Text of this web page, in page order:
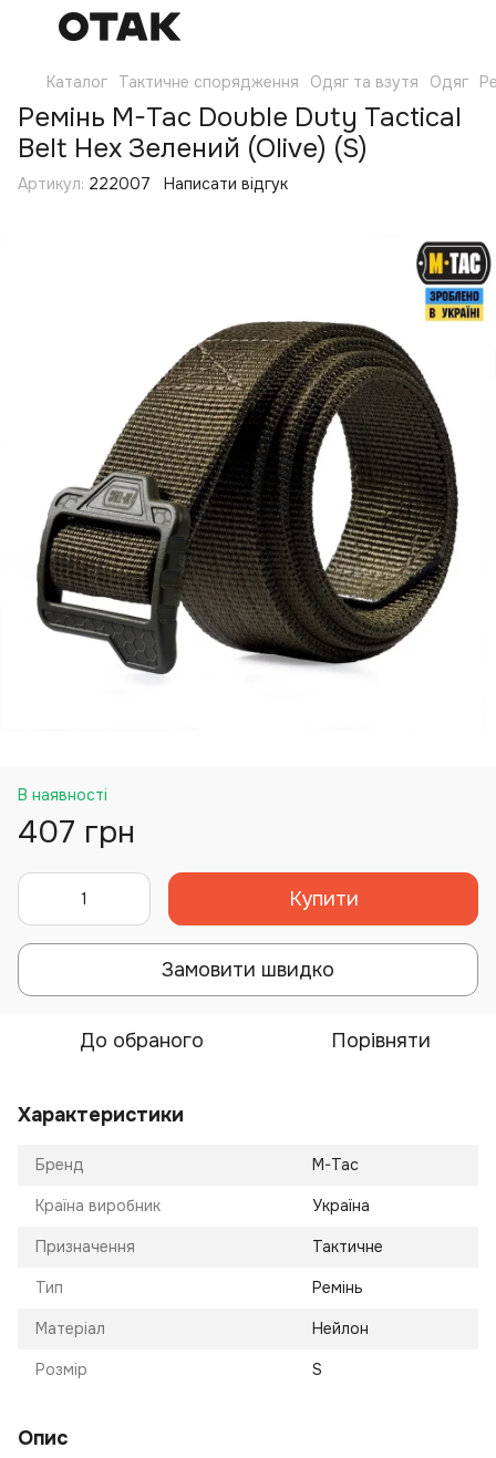
Каталог Тактичне спорядження Одяг та взутя Одяг
Ремінь M-Tac Double Duty Tactical
Belt Hex Зелений (Olive) (S)
Артикул: 222007 Написати відгук
В наявності
407 грн
Купити
Замовити швидко
До обраного Порівняти
Характеристики
Бренд M-Tac
Країна виробник Україна
Призначення Тактичне
Тип Ремінь
Матеріал Нейлон
Розмір S
Опис